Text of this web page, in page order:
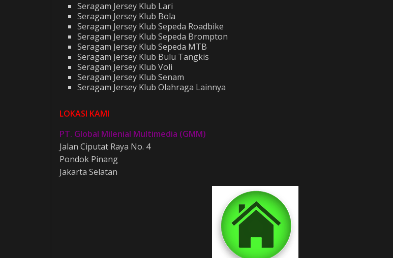
Seragam Jersey Klub Lari
Seragam Jersey Klub Bola
Seragam Jersey Klub Sepeda Roadbike
Seragam Jersey Klub Sepeda Brompton
Seragam Jersey Klub Sepeda MTB
Seragam Jersey Klub Bulu Tangkis
Seragam Jersey Klub Voli
Seragam Jersey Klub Senam
Seragam Jersey Klub Olahraga Lainnya
LOKASI KAMI
PT. Global Milenial Multimedia (GMM)
Jalan Ciputat Raya No. 4
Pondok Pinang
Jakarta Selatan